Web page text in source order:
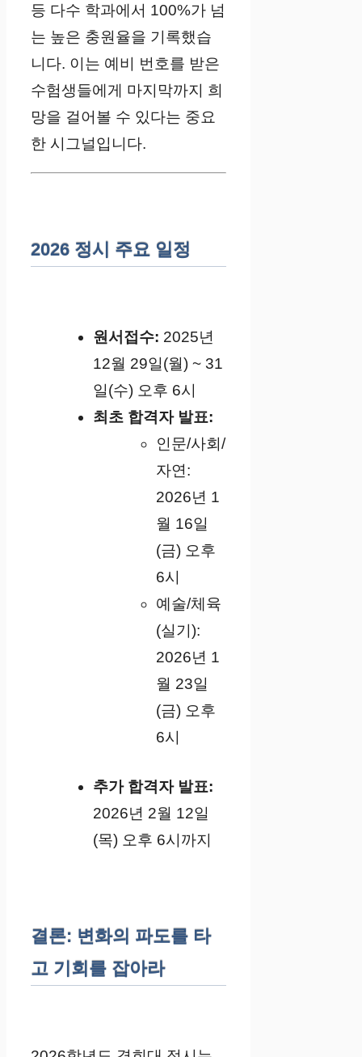
등 다수 학과에서 100%가 넘
는 높은 충원율을 기록했습
니다. 이는 예비 번호를 받은
수험생들에게 마지막까지 희
망을 걸어볼 수 있다는 중요
한 시그널입니다.
2026 정시 주요 일정
원서접수: 2025년
12월 29일(월) ~ 31
일(수) 오후 6시
최초 합격자 발표:
인문/사회/
자연:
2026년 1
월 16일
(금) 오후
6시
예술/체육
(실기):
2026년 1
월 23일
(금) 오후
6시
추가 합격자 발표:
2026년 2월 12일
(목) 오후 6시까지
결론: 변화의 파도를 타
고 기회를 잡아라